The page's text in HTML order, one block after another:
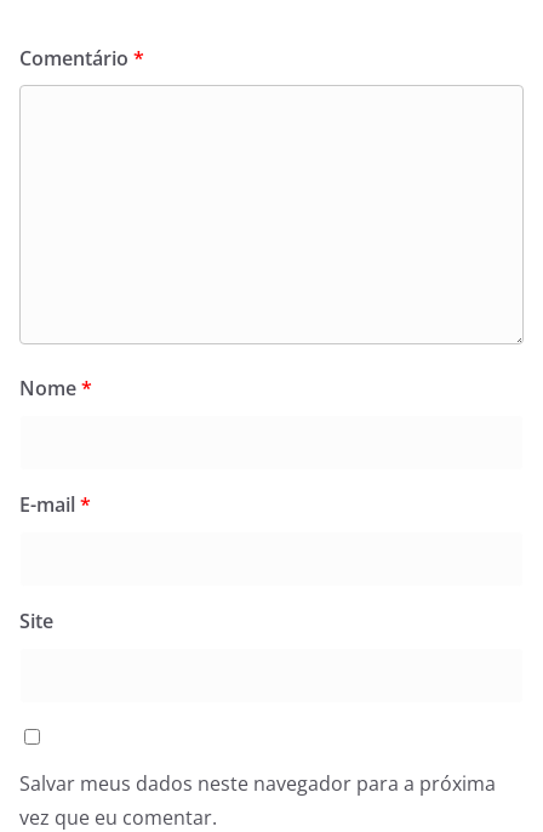
Comentário *
Nome*
E-mail*
Site
Salvar meus dados neste navegador para a próxima
vez que eu comentar.